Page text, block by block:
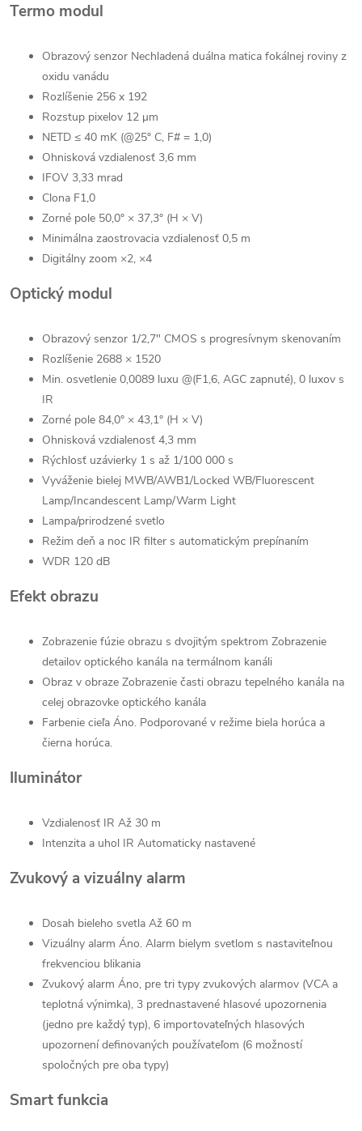
Termo modul
Obrazový senzor Nechladená duálna matica fokálnej roviny z
oxidu vanádu
Rozlíšenie 256 x 192
Rozstup pixelov 12 μm
NETD ≤ 40 mK (@25° C, F# = 1,0)
Ohnisková vzdialenosť 3,6 mm
IFOV 3,33 mrad
Clona F1,0
Zorné pole 50,0° × 37,3° (H × V)
Minimálna zaostrovacia vzdialenosť 0,5 m
Digitálny zoom ×2, ×4
Optický modul
Obrazový senzor 1/2,7" CMOS s progresívnym skenovaním
Rozlíšenie 2688 × 1520
Min. osvetlenie 0,0089 luxu @(F1,6, AGC zapnuté), 0 luxov s
IR
Zorné pole 84,0° × 43,1° (H × V)
Ohnisková vzdialenosť 4,3 mm
Rýchlosť uzávierky 1 s až 1/100 000 s
Vyváženie bielej MWB/AWB1/Locked WB/Fluorescent
Lamp/Incandescent Lamp/Warm Light
Lampa/prirodzené svetlo
Režim deň a noc IR filter s automatickým prepínaním
WDR 120 dB
Efekt obrazu
Zobrazenie fúzie obrazu s dvojitým spektrom Zobrazenie
detailov optického kanála na termálnom kanáli
Obraz v obraze Zobrazenie časti obrazu tepelného kanála na
celej obrazovke optického kanála
Farbenie cieľa Áno. Podporované v režime biela horúca a
čierna horúca.
Iluminátor
Vzdialenosť IR Až 30 m
Intenzita a uhol IR Automaticky nastavené
Zvukový a vizuálny alarm
Dosah bieleho svetla Až 60 m
Vizuálny alarm Áno. Alarm bielym svetlom s nastaviteľnou
frekvenciou blikania
Zvukový alarm Áno, pre tri typy zvukových alarmov (VCA a
teplotná výnimka), 3 prednastavené hlasové upozornenia
(jedno pre každý typ), 6 importovateľných hlasových
upozornení definovaných používateľom (6 možností
spoločných pre oba typy)
Smart funkcia